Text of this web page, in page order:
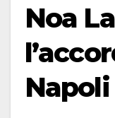
Noa
Napoli